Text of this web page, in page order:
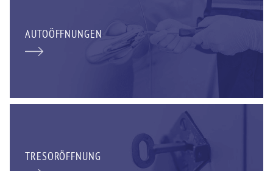
AUTOÖFFNUNGEN
TRESORÖFFNUNG